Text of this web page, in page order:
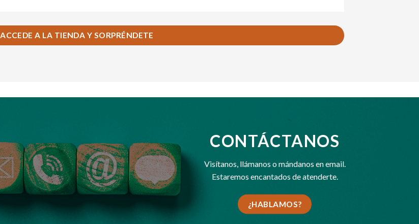
ACCEDE A LA TIENDA Y SORPRÉNDETE
CONTÁCTANOS
Visítanos, llámanos omándanos en email.
Estaremos encantados de atenderte.
¿HABLAMOS?